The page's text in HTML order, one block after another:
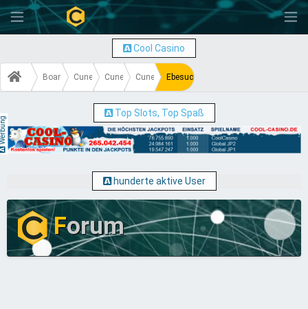
-
Cool Casino
Board Cuneros 4Cuneros 4 ActionCuneros 4 Action (erledigt)
Ebesucher surfbar -- 0,15 Cun. / 1
Top Slots, Top Spaß
hunderte aktive User
Forum